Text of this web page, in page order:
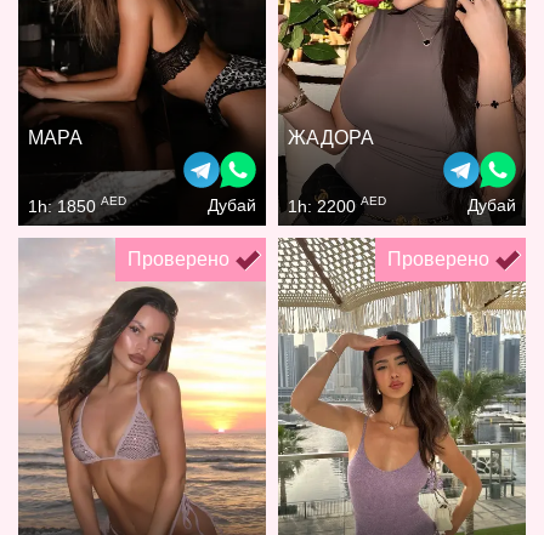
МАРА
1h: 1850 AED Дубай
ЖАДОРА
1h: 2200 AED Дубай
Проверено Проверено